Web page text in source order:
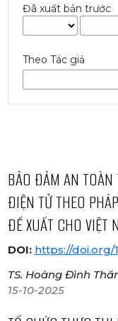
Đã xuất bản trước
Theo Tác giả
BẢO ĐẢM AN
ĐIỆN TỬ THEO
ĐỀ XUẤT CHO VIỆT
DOI: https://doi.org/
TS. Hoàng Đình
15-10-2025